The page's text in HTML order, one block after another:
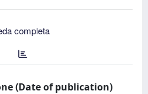
completa
(Date of publication)